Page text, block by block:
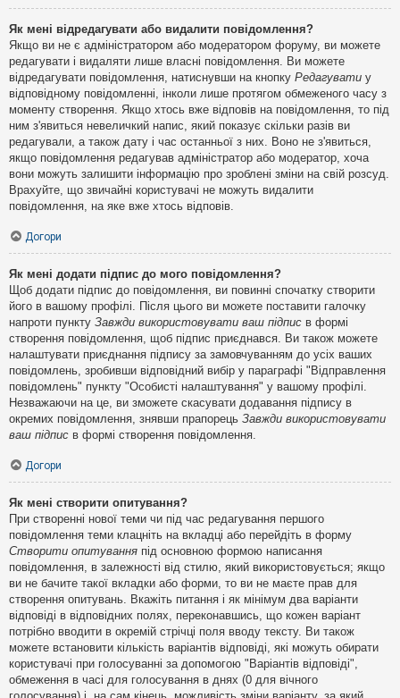
Як мені відредагувати або видалити повідомлення?
Якщо ви не є адміністратором або модератором форуму, ви можете
редагувати і видаляти лише власні повідомлення. Ви можете
відредагувати повідомлення, натиснувши на кнопку Редагувати у
відповідному повідомленні, інколи лише протягом обмеженого часу з
моменту створення. Якщо хтось вже відповів на повідомлення, то під
ним з'явиться невеличкий напис, який показує скільки разів ви
редагували, а також дату і час останньої з них. Воно не з'явиться,
якщо повідомлення редагував адміністратор або модератор, хоча
вони можуть залишити інформацію про зроблені зміни на свій розсуд.
Врахуйте, що звичайні користувачі не можуть видалити
повідомлення, на яке вже хтось відповів.
Догори
Як мені додати підпис до мого повідомлення?
Щоб додати підпис до повідомлення, ви повинні спочатку створити
його в вашому профілі. Після цього ви можете поставити галочку
напроти пункту Завжди використовувати ваш підпис в формі
створення повідомлення, щоб підпис приєднався. Ви також можете
налаштувати приєднання підпису за замовчуванням до усіх ваших
повідомлень, зробивши відповідний вибір у параграфі "Відправлення
повідомлень" пункту "Особисті налаштування" у вашому профілі.
Незважаючи на це, ви зможете скасувати додавання підпису в
окремих повідомлення, знявши прапорець Завжди використовувати
ваш підпис в формі створення повідомлення.
Догори
Як мені створити опитування?
При створенні нової теми чи під час редагування першого
повідомлення теми клацніть на вкладці або перейдіть в форму
Створити опитування під основною формою написання
повідомлення, в залежності від стилю, який використовується; якщо
ви не бачите такої вкладки або форми, то ви не маєте прав для
створення опитувань. Вкажіть питання і як мінімум два варіанти
відповіді в відповідних полях, переконавшись, що кожен варіант
потрібно вводити в окремій стрічці поля вводу тексту. Ви також
можете встановити кількість варіантів відповіді, які можуть обирати
користувачі при голосуванні за допомогою "Варіантів відповіді",
обмеження в часі для голосування в днях (0 для вічного